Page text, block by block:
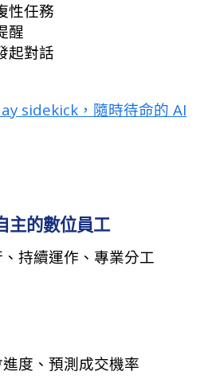
性任務
醒
起對話
sidekick，隨時待命的 AI
的數位員工
持續運作、專業分工
度、預測成交機率